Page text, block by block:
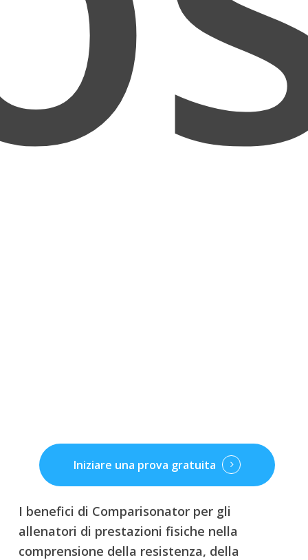
Iniziare una prova gratuita
I benefici di Comparisonator per gli
allenatori di prestazioni fisiche nella
comprensione della resistenza, della